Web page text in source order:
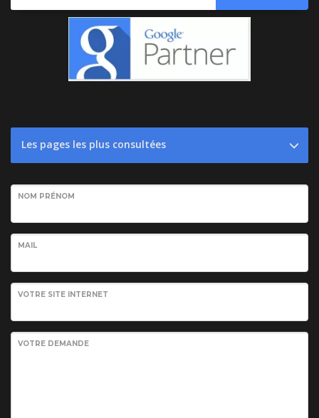
Les pages les plus consultées
NOM PRÉNOM
MAIL
VOTRE SITE INTERNET
VOTRE DEMANDE